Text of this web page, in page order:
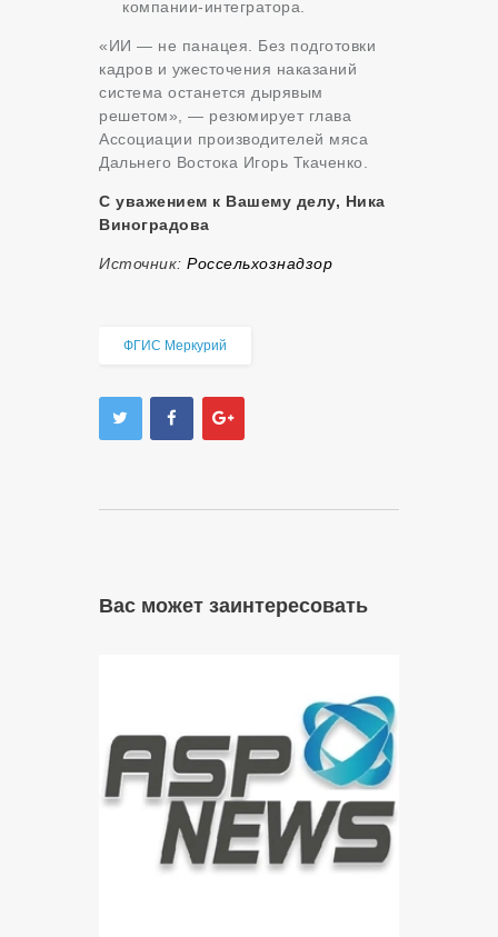
компании-интегратора.
«ИИ — не панацея. Без подготовки
кадров и ужесточения наказаний
система останется дырявым
решетом», — резюмирует глава
Ассоциации производителей мяса
Дальнего Востока Игорь Ткаченко.
С уважением к Вашему делу, Ника
Виноградова
Источник: Россельхознадзор
ФГИС Меркурий
Вас может заинтересовать